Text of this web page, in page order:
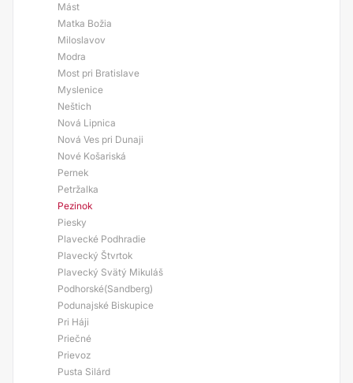
Mást
Matka Božia
Miloslavov
Modra
Most pri Bratislave
Myslenice
Neštich
Nová Lipnica
Nová Ves pri Dunaji
Nové Košariská
Pernek
Petržalka
Pezinok
Piesky
Plavecké Podhradie
Plavecký Štvrtok
Plavecký Svätý Mikuláš
Podhorské(Sandberg)
Podunajské Biskupice
Pri Háji
Priečné
Prievoz
Pusta Silárd